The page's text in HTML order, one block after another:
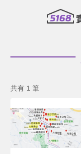
共有 1 筆